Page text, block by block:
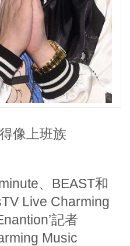
像上班族
、BEAST和
Live Charming
記者
Music